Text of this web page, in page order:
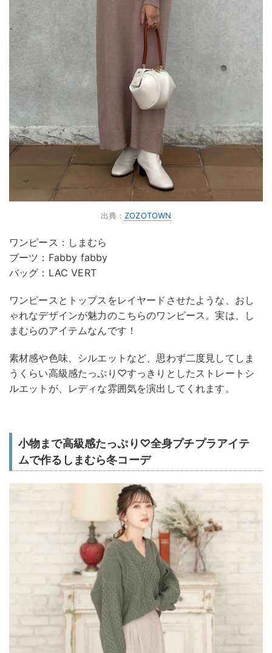
出典：ZOZOTOWN
ワンピース：しまむら
ブーツ：Fabby fabby
バッグ：LAC VERT
ワンピースとトップスをレイヤードさせたような、おし
ゃれなデザインが魅力のこちらのワンピース。実は、し
まむらのアイテムなんです！
素材感や色味、シルエットなど、思わず二度見してしま
うくらい高級感たっぷり♡すっきりとしたストレートシ
ルエットが、レディな雰囲気を演出してくれます。
小物まで高級感たっぷり♡全身プチプラアイテ
ムで作るしまむら冬コーデ